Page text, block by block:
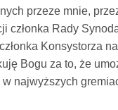
przeze mnie,
członka Rady
Konsystorza
Bogu za to, że
w najwyższych